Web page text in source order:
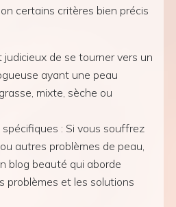
certains critères bien précis
judicieux de se tourner vers un
ayant une peau
mixte, sèche ou
: Si vous souffrez
autres problèmes de peau,
blog beauté qui aborde
problèmes et les solutions